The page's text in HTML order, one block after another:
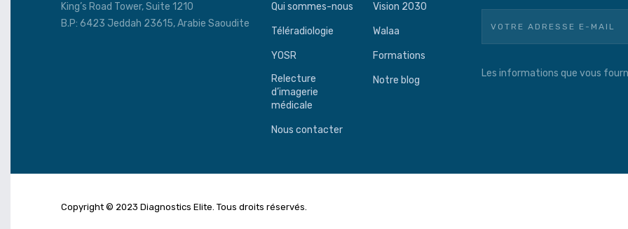
King’s Road Tower, Suite 1210
B.P: 6423 Jeddah 23615, Arabie Saoudite
Qui sommes-nous Vision 2030
Téléradiologie Walaa
YOSR
Formations
Relecture
d’imagerie
médicale
Notre blog
Nous contacter
Les informations que vous
Copyright © 2023 Diagnostics Elite. Tous droits réservés.